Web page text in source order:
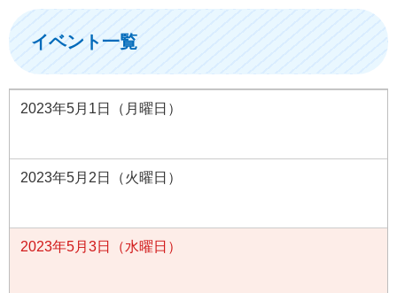
イベント一覧
2023年5月1日（月曜日）
2023年5月2日（火曜日）
2023年5月3日（水曜日）